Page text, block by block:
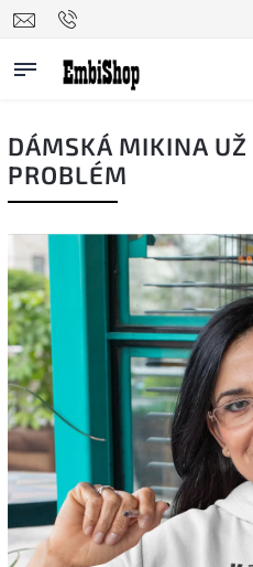
DÁMSKÁ MIKINA
PROBLÉM